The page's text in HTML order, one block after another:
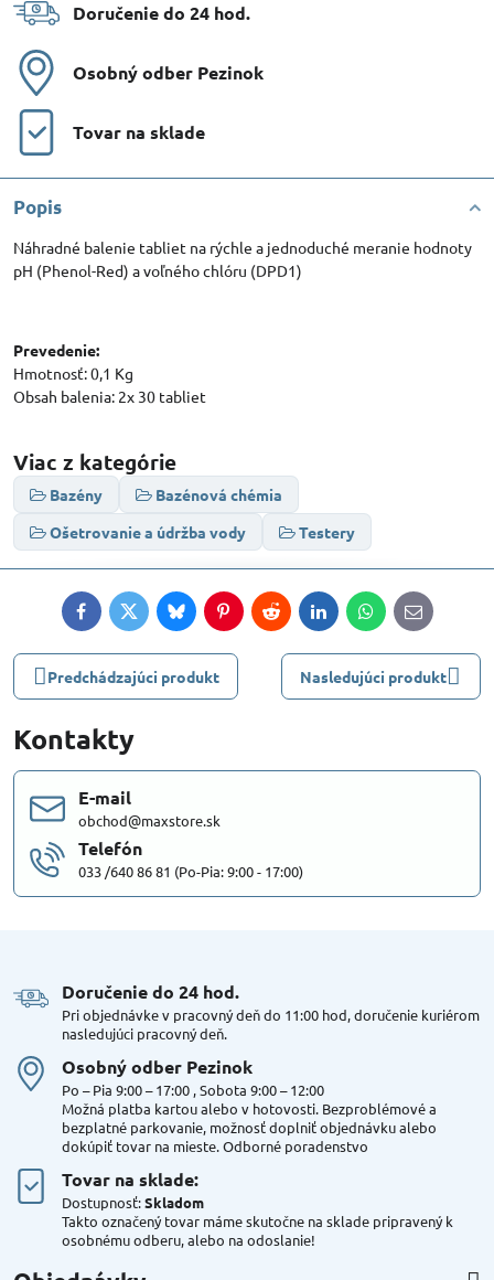
Doručenie do 24 hod​.
Osobný odber Pezinok
Tovar na sklade
Popis
Náhradné balenie tabliet na rýchle a jednoduché meranie hodnoty
pH (Phenol-Red) a voľného chlóru (DPD1)
Prevedenie:
Hmotnosť: 0,1 Kg
Obsah balenia: 2x 30 tabliet
Viac z kategórie
Bazény
Bazénová chémia
Ošetrovanie a údržba vody
Testery
FacebookTwitterBlueskyPinterestRedditLinkedInWhatsApp
E-
mail
Predchádzajúci produkt Nasledujúci produkt
Kontakty
E-mail
obchod@maxstore.sk
Telefón
033 /640 86 81 (Po-Pia: 9:00 - 17:00)
Doručenie do 24 hod​.
Pri objednávke v pracovný deň do 11:00 hod, doručenie kuriérom
nasledujúci pracovný deň.
Osobný odber Pezinok
Po – Pia 9:00 – 17:00 , Sobota 9:00 – 12:00
Možná platba kartou alebo v hotovosti. Bezproblémové a
bezplatné parkovanie, možnosť doplniť objednávku alebo
dokúpiť tovar na mieste. Odborné poradenstvo
Tovar na sklade:
Dostupnosť:Skladom
Takto označený tovar máme skutočne na sklade pripravený k
osobnému odberu, alebo na odoslanie!